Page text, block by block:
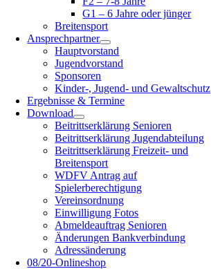
G1 – 6 Jahre oder jünger
Breitensport
Ansprechpartner
Hauptvorstand
Jugendvorstand
Sponsoren
Kinder-, Jugend- und Gewaltschutz
Ergebnisse & Termine
Download
Beitrittserklärung Senioren
Beitrittserklärung Jugendabteilung
Beitrittserklärung Freizeit- und
Breitensport
WDFV Antrag auf
Spielerberechtigung
Vereinsordnung
Einwilligung Fotos
Abmeldeauftrag Senioren
Änderungen Bankverbindung
Adressänderung
08/20-Onlineshop